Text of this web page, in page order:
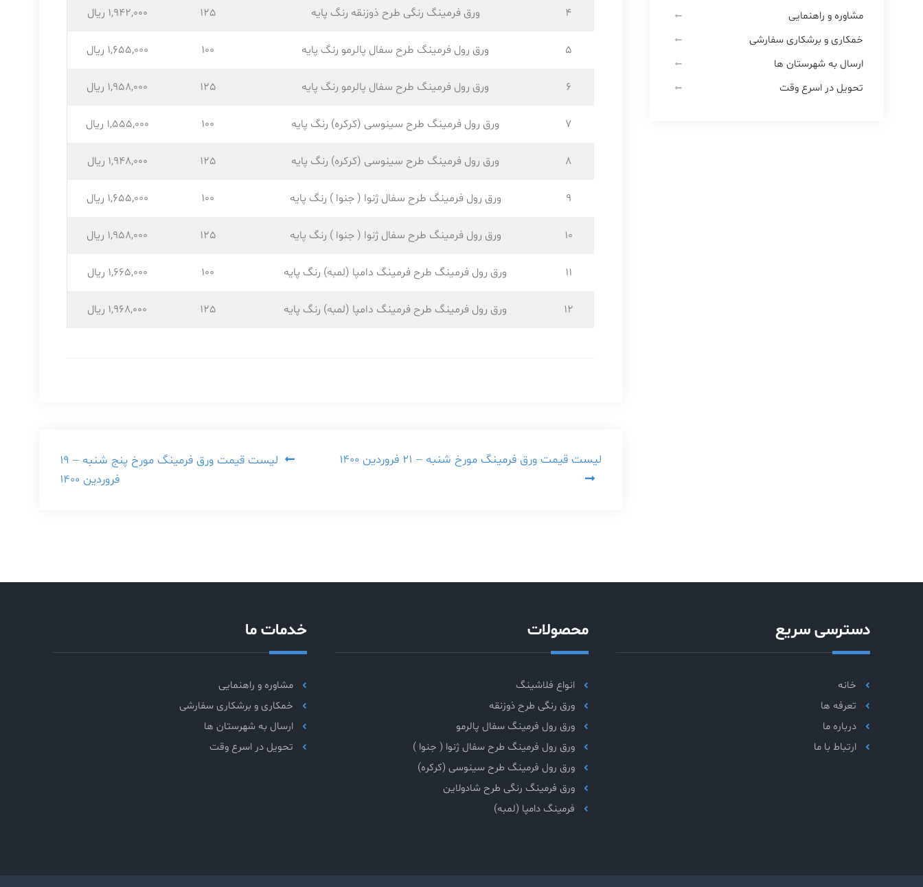
4 ورق فرمینگ رنگی طرح ذوزنقه رنگ پایه 125 1,942,۰۰۰ ریال
5 ورق رول فرمینگ طرح سفال پالرمو رنگ پایه 100 1,655,۰۰۰ ریال
6 ورق رول فرمینگ طرح سفال پالرمو رنگ پایه 125 1,958,۰۰۰ ریال
7 ورق رول فرمینگ طرح سینوسی (کرکره) رنگ پایه 100 1,555,۰۰۰ ریال
8 ورق رول فرمینگ طرح سینوسی (کرکره) رنگ پایه 125 1,948,۰۰۰ ریال
9 ورق رول فرمینگ طرح سفال ژنوا ( جنوا ) رنگ پایه 100 1,655,۰۰۰ ریال
10 ورق رول فرمینگ طرح سفال ژنوا ( جنوا ) رنگ پایه 125 1,958,۰۰۰ ریال
11 ورق رول فرمینگ طرح فرمینگ دامپا (لمبه) رنگ پایه 100 1,665,۰۰۰ ریال
12 ورق رول فرمینگ طرح فرمینگ دامپا (لمبه) رنگ پایه 125 1,968,۰۰۰ ریال
راهبری
نوشته
لیست قیمت ورق فرمینگ مورخ پنج شنبه – ۱۹
فروردین ۱۴۰۰
لیست قیمت ورق فرمینگ مورخ شنبه – ۲۱ فروردین ۱۴۰۰
مشاوره و راهنمایی
خمکاری و برشکاری سفارشی
ارسال به شهرستان ها
تحویل در اسرع وقت
دسترسی سریع
خانه
تعرفه ها
درباره ما
ارتباط با ما
محصولات
انواع فلاشینگ
ورق رنگی طرح ذوزنقه
ورق رول فرمینگ سفال پالرمو
ورق رول فرمینگ طرح سفال ژنوا ( جنوا )
ورق رول فرمینگ طرح سینوسی (کرکره)
ورق فرمینگ رنگی طرح شادولاین
فرمینگ دامپا (لمبه)
خدمات ما
مشاوره و راهنمایی
خمکاری و برشکاری سفارشی
ارسال به شهرستان ها
تحویل در اسرع وقت